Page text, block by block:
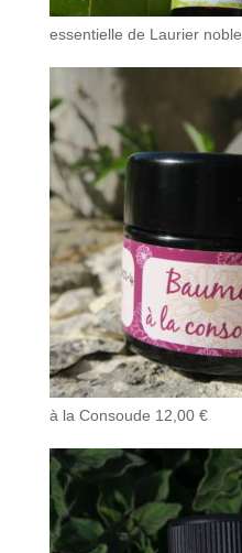
essentielle de Laurier noble
à la Consoude 12,00 €